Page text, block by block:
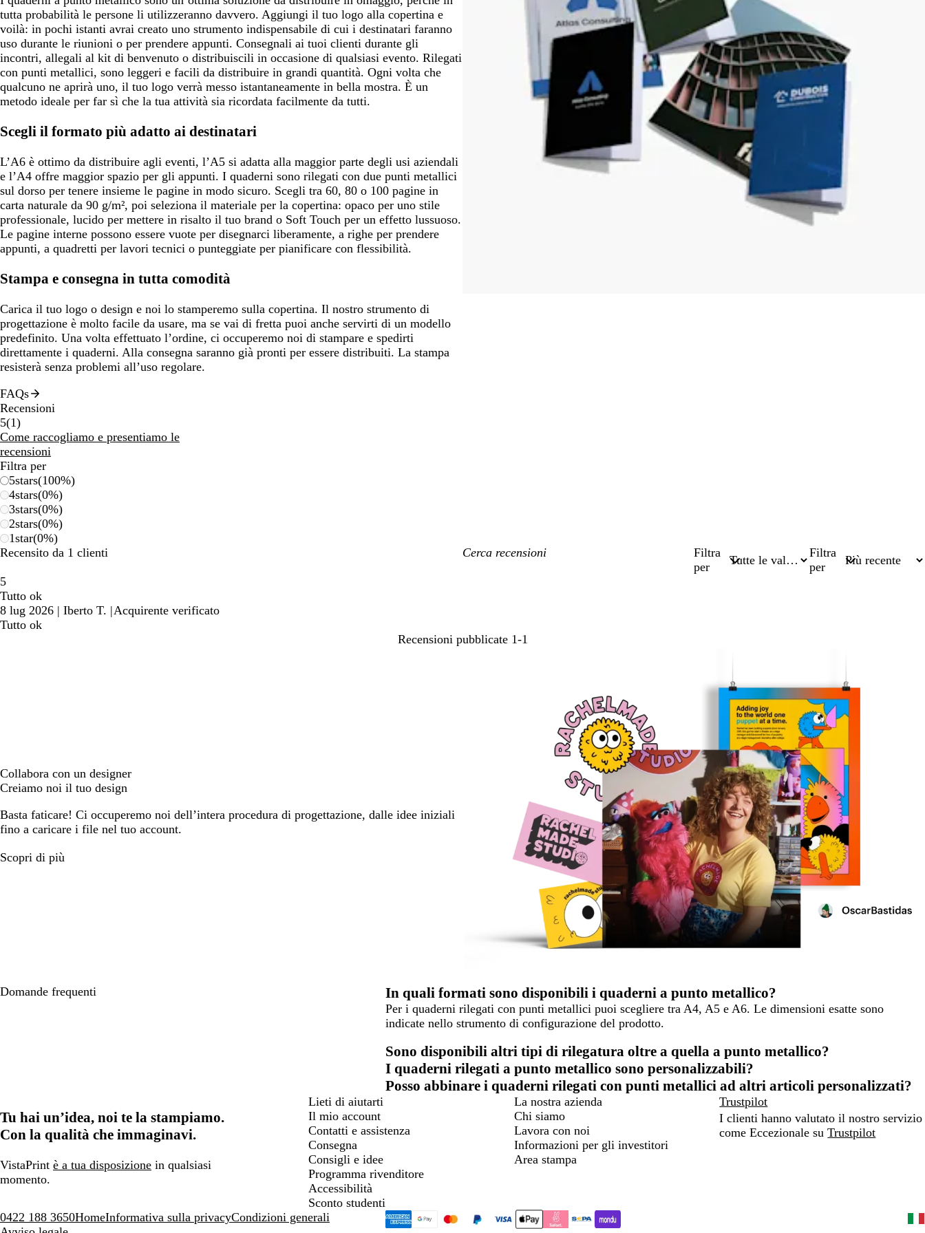
tutta probabilità le persone li utilizzeranno davvero. Aggiungi il tuo logo alla copertina e
voilà: in pochi istanti avrai creato uno strumento indispensabile di cui i destinatari faranno
uso durante le riunioni o per prendere appunti. Consegnali ai tuoi clienti durante gli
incontri, allegali al kit di benvenuto o distribuiscili in occasione di qualsiasi evento. Rilegati
con punti metallici, sono leggeri e facili da distribuire in grandi quantità. Ogni volta che
qualcuno ne aprirà uno, il tuo logo verrà messo istantaneamente in bella mostra. È un
metodo ideale per far sì che la tua attività sia ricordata facilmente da tutti.
Scegli il formato più adatto ai destinatari
L’A6 è ottimo da distribuire agli eventi, l’A5 si adatta alla maggior parte degli usi aziendali
e l’A4 offre maggior spazio per gli appunti. I quaderni sono rilegati con due punti metallici
sul dorso per tenere insieme le pagine in modo sicuro. Scegli tra 60, 80 o 100 pagine in
carta naturale da 90 g/m², poi seleziona il materiale per la copertina: opaco per uno stile
professionale, lucido per mettere in risalto il tuo brand o Soft Touch per un effetto lussuoso.
Le pagine interne possono essere vuote per disegnarci liberamente, a righe per prendere
appunti, a quadretti per lavori tecnici o punteggiate per pianificare con flessibilità.
Stampa e consegna in tutta comodità
Carica il tuo logo o design e noi lo stamperemo sulla copertina. Il nostro strumento di
progettazione è molto facile da usare, ma se vai di fretta puoi anche servirti di un modello
predefinito. Una volta effettuato l’ordine, ci occuperemo noi di stampare e spedirti
direttamente i quaderni. Alla consegna saranno già pronti per essere distribuiti. La stampa
resisterà senza problemi all’uso regolare.
FAQs
Recensioni
5(11
recensioni
)
Come raccogliamo e presentiamo le
recensioni
Filtra per
5stars(100%)
4stars(0%)
3stars(0%)
2stars(0%)
1star(0%)
Recensito da 1 clienti
I
Filtra
per
Filtra
per
5
Tutto ok
8 lug 2026 | Iberto T. |Acquirente verificato
Tutto ok
Recensioni pubblicate 1-1
Collabora con un designer
Creiamo noi il tuo design
Basta faticare! Ci occuperemo noi dell’intera procedura di progettazione, dalle idee iniziali
fino a caricare i file nel tuo account.
Scopri di più
Domande frequenti In quali formati sono disponibili i quaderni a punto metallico?
Per i quaderni rilegati con punti metallici puoi scegliere tra A4, A5 e A6. Le dimensioni esatte sono
indicate nello strumento di configurazione del prodotto.
Sono disponibili altri tipi di rilegatura oltre a quella a punto metallico?
I quaderni rilegati a punto metallico sono personalizzabili?
Posso abbinare i quaderni rilegati con punti metallici ad altri articoli personalizzati?
Tu hai un’idea, noi te la stampiamo.
Con la qualità che immaginavi.
VistaPrint è a tua disposizione in qualsiasi
momento.
Lieti di aiutarti
Il mio account
Contatti e assistenza
Consegna
Consigli e idee
Programma rivenditore
Accessibilità
Sconto studenti
La nostra azienda
Chi siamo
Lavora con noi
Informazioni per gli investitori
Area stampa
Trustpilot
I clienti hanno valutato il nostro servizio
come Eccezionale suTrustpilot
0422 188 3650HomeInformativa sulla privacyCondizioni generali